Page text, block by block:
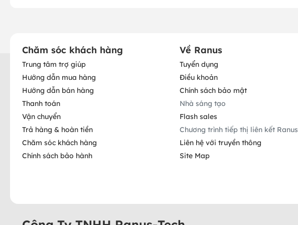
Chăm sóc khách hàng
Trung tâm trợ giúp
Hướng dẫn mua hàng
Hướng dẫn bán hàng
Thanh toán
Vận chuyển
Trả hàng & hoàn tiền
Chăm sóc khách hàng
Chính sách bảo hành
Về Ranus
Tuyển dụng
Điều khoản
Chính sách bảo mật
Nhà sáng tạo
Flash sales
Chương trình tiếp thị liên kết Ranus
Liên hệ với truyền thông
Site Map